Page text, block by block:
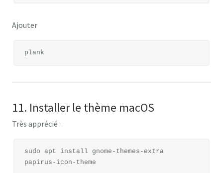
Ajouter
11. Installer le thème macOS
Très apprécié :
sudo apt install gnome-themes-extra